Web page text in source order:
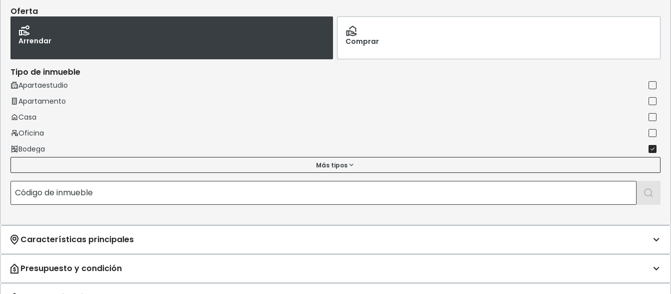
Oferta
Arrendar Comprar
Tipo de inmueble
Más tipos